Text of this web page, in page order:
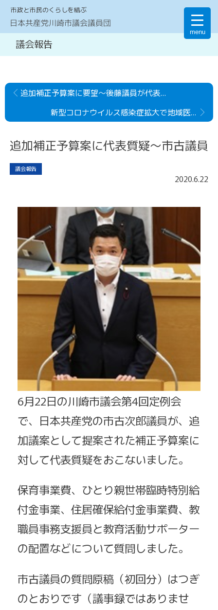
menu
市政と市民のくらしを結ぶ
日本共産党川崎市議会議員団
議会報告
追加補正予算案に要望～後藤議員が代表討論
新型コロナウイルス感染症拡大で地域医療構想やり直しを～小堀議員が提案説明
追加補正予算案に代表質疑～市古議員
議会報告
2020.6.22
6月22日の川崎市議会第4回定例会
で、日本共産党の市古次郎議員が、追
加議案として提案された補正予算案に
対して代表質疑をおこないました。
保育事業費、ひとり親世帯臨時特別給
付金事業、住居確保給付金事業費、教
職員事務支援員と教育活動サポーター
の配置などについて質問しました。
市古議員の質問原稿（初回分）はつぎ
のとおりです（議事録ではありませ